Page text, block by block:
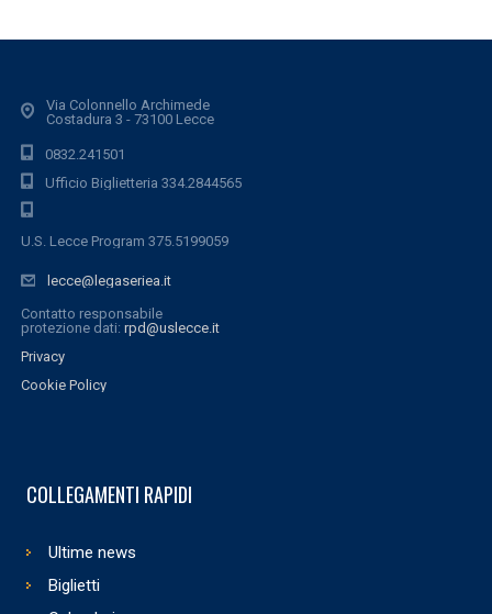
Via Colonnello Archimede
Costadura 3 - 73100 Lecce
0832.241501
Ufficio Biglietteria 334.2844565
U.S. Lecce Program 375.5199059
lecce@legaseriea.it
Contatto responsabile
protezione dati: rpd@uslecce.it
Privacy
Cookie Policy
COLLEGAMENTI RAPIDI
Ultime news
Biglietti